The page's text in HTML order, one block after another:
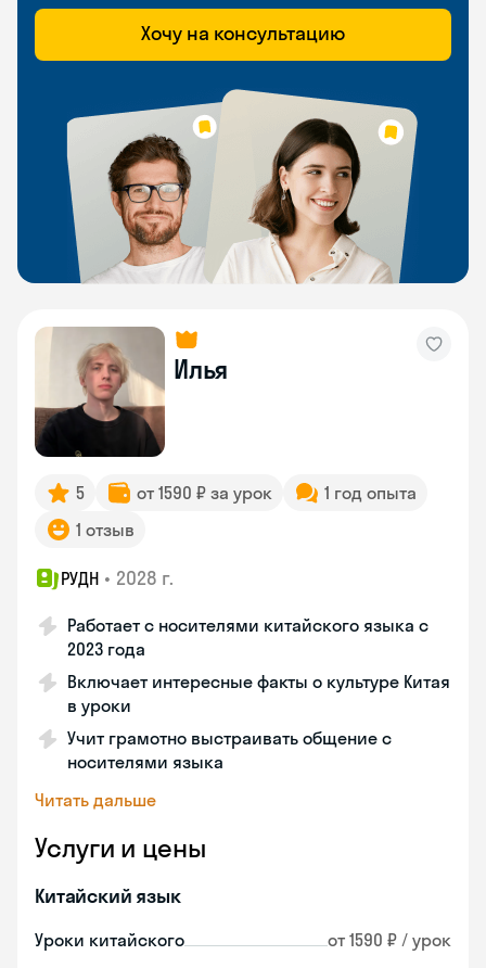
Хочу на консультацию
Илья
5 от 1590 ₽ за урок
1 год опыта
1 отзыв
РУДН • 2028 г.
Работает с носителями китайского языка с
2023 года
Включает интересные факты о культуре Китая
в уроки
Учит грамотно выстраивать общение с
носителями языка
Читать дальше
Услуги и цены
Китайский язык
Уроки китайского от 1590 ₽ / урок